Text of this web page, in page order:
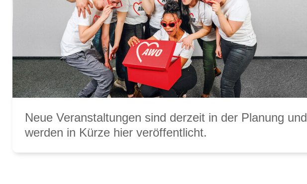
Neue Veranstaltungen sind derzeit in der Planung und
werden in Kürze hier veröffentlicht.